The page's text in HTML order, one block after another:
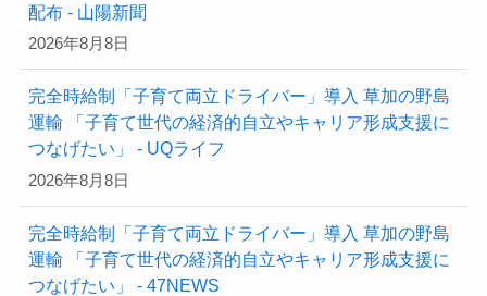
配布 - 山陽新聞
2026年8月8日
完全時給制「子育て両立ドライバー」導入 草加の野島
運輸 「子育て世代の経済的自立やキャリア形成支援に
つなげたい」 - UQライフ
2026年8月8日
完全時給制「子育て両立ドライバー」導入 草加の野島
運輸 「子育て世代の経済的自立やキャリア形成支援に
つなげたい」 - 47NEWS